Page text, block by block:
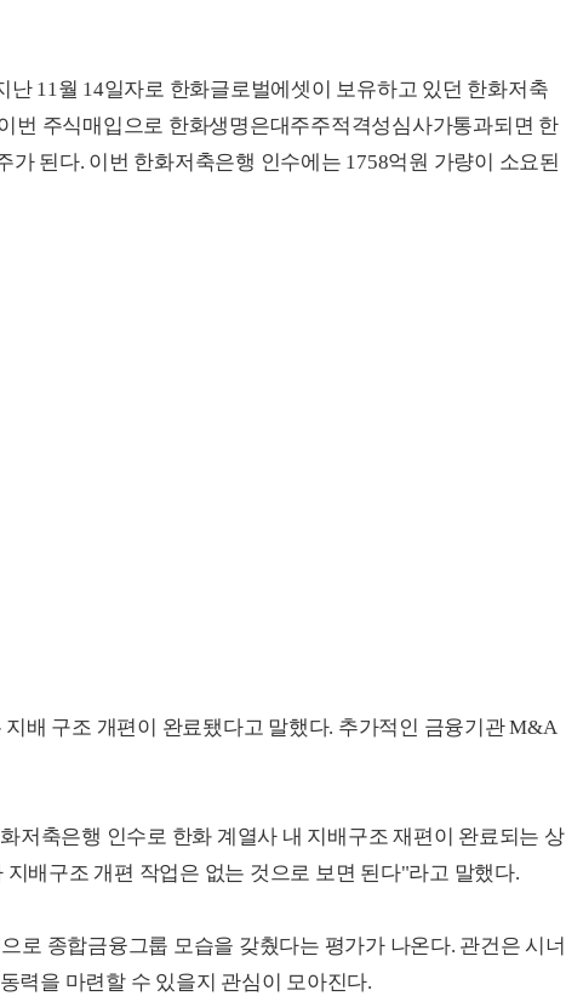
난 11월 14일자로 한화글로벌에셋이 보유하고 있던 한화저축
번 주식매입으로 한화생명은대주주적격성심사가통과되면 한
가 된다. 이번 한화저축은행 인수에는 1758억원 가량이 소요된
배 구조 개편이 완료됐다고 말했다. 추가적인 금융기관 M&A
저축은행 인수로 한화 계열사 내 지배구조 재편이 완료되는 상
배구조 개편 작업은 없는 것으로 보면 된다"라고 말했다.
로 종합금융그룹 모습을 갖췄다는 평가가 나온다. 관건은 시너
력을 마련할 수 있을지 관심이 모아진다.